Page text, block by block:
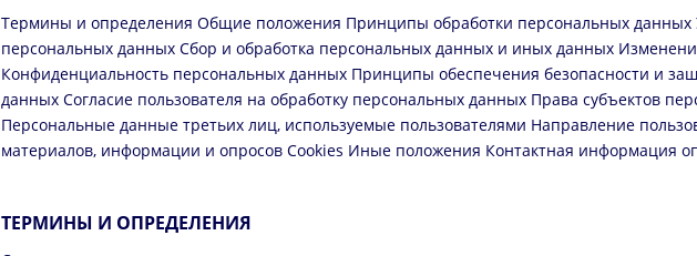
Термины и определения Общие положения Принципы обработки персональных данных
персональных данных Сбор и обработка персональных данных и иных данных
Конфиденциальность персональных данных Принципы обеспечения безопасности и
данных Согласие пользователя на обработку персональных данных Права субъектов
Персональные данные третьих лиц, используемые пользователями Направление
материалов, информации и опросов Cookies Иные положения Контактная информация
ТЕРМИНЫ И ОПРЕДЕЛЕНИЯ